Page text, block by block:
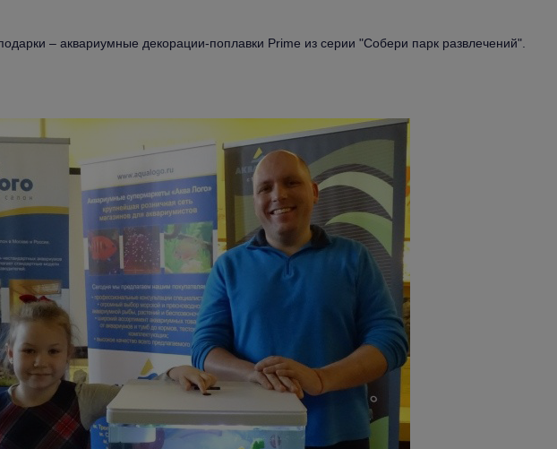
– аквариумные декорации-поплавки Prime из серии "Собери парк развлечений".